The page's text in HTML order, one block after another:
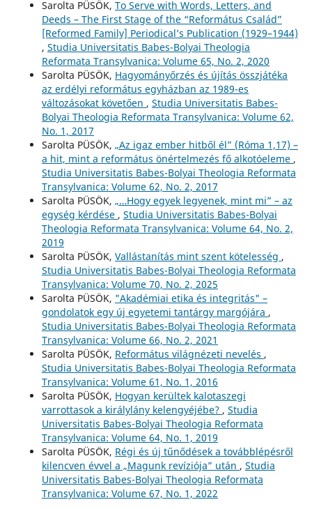
Sarolta PÜSÖK, To Serve with Words, Letters, and
Deeds – The First Stage of the “Református Család”
[Reformed Family] Periodical’s Publication (1929–1944)
, Studia Universitatis Babes-Bolyai Theologia
Reformata Transylvanica: Volume 65, No. 2, 2020
Sarolta PÜSÖK, Hagyományőrzés és újítás összjátéka
az erdélyi református egyházban az 1989-es
változásokat követően , Studia Universitatis Babes-
Bolyai Theologia Reformata Transylvanica: Volume 62,
No. 1, 2017
Sarolta PÜSÖK, „Az igaz ember hitből él” (Róma 1,17) –
a hit, mint a református önértelmezés fő alkotóeleme ,
Studia Universitatis Babes-Bolyai Theologia Reformata
Transylvanica: Volume 62, No. 2, 2017
Sarolta PÜSÖK, „…Hogy egyek legyenek, mint mi” – az
egység kérdése , Studia Universitatis Babes-Bolyai
Theologia Reformata Transylvanica: Volume 64, No. 2,
2019
Sarolta PÜSÖK, Vallástanítás mint szent kötelesség ,
Studia Universitatis Babes-Bolyai Theologia Reformata
Transylvanica: Volume 70, No. 2, 2025
Sarolta PÜSÖK, "Akadémiai etika és integritás" –
gondolatok egy új egyetemi tantárgy margójára ,
Studia Universitatis Babes-Bolyai Theologia Reformata
Transylvanica: Volume 66, No. 2, 2021
Sarolta PÜSÖK, Református világnézeti nevelés ,
Studia Universitatis Babes-Bolyai Theologia Reformata
Transylvanica: Volume 61, No. 1, 2016
Sarolta PÜSÖK, Hogyan kerültek kalotaszegi
varrottasok a királylány kelengyéjébe? , Studia
Universitatis Babes-Bolyai Theologia Reformata
Transylvanica: Volume 64, No. 1, 2019
Sarolta PÜSÖK, Régi és új tűnődések a továbblépésről
kilencven évvel a „Magunk revíziója” után , Studia
Universitatis Babes-Bolyai Theologia Reformata
Transylvanica: Volume 67, No. 1, 2022